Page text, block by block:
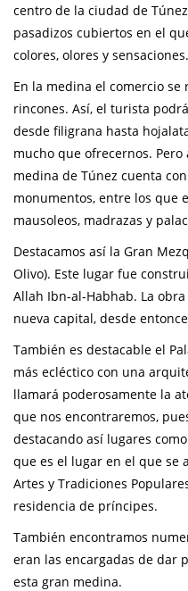
centro de la ciudad de
pasadizos cubiertos en el
colores, olores y sensaciones.
En la medina el comercio
rincones. Así, el turista
desde filigrana hasta
mucho que ofrecernos.
medina de Túnez cuenta
monumentos, entre los que
mausoleos, madrazas y
Destacamos así la Gran
Olivo). Este lugar fue
Allah Ibn-al-Habhab. La
nueva capital, desde
También es destacable el
más ecléctico con una
llamará poderosamente la
que nos encontraremos,
destacando así lugares
que es el lugar en el que se
Artes y Tradiciones
residencia de príncipes.
También encontramos
eran las encargadas de dar
esta gran medina.